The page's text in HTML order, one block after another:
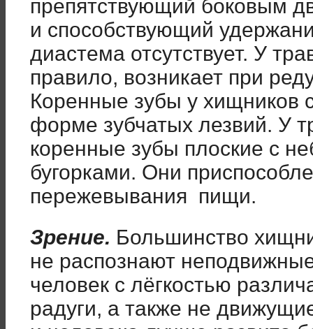
препятствующий боковым
и способствующий
диастема отсутствует. У
правило, возникает при
Коренные зубы у хищников
форме зубчатых лезвий. У
коренные зубы плоские с
бугорками. Они
пережевывания пищи.
Зрение. Большинство
не распознают
человек с лёгкостью
радуги, а также не